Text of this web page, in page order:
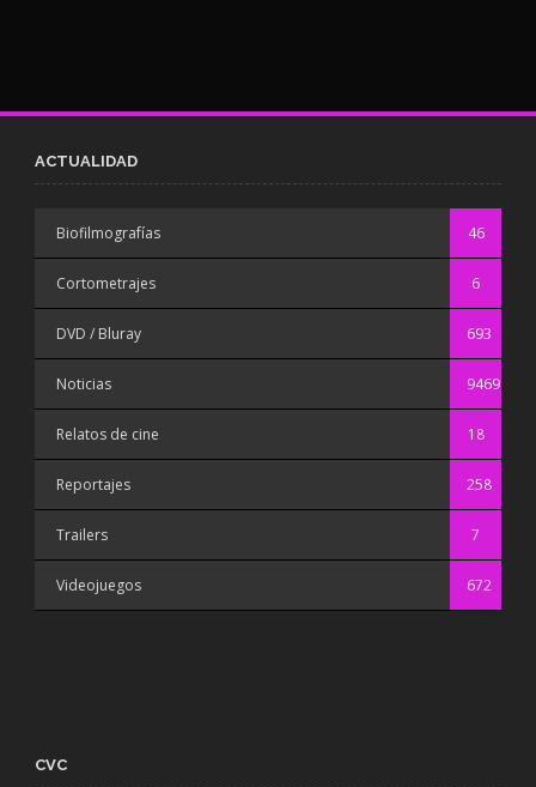
ACTUALIDAD
Biofilmografías 46
Cortometrajes 6
DVD / Bluray 693
Noticias 9469
Relatos de cine 18
Reportajes 258
Trailers 7
Videojuegos 672
CVC